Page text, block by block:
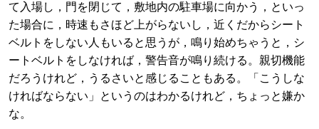
て入場し，門を閉じて，敷地内の駐車場に向かう，といっ
た場合に，時速もさほど上がらないし，近くだからシート
ベルトをしない人もいると思うが，鳴り始めちゃうと，シ
ートベルトをしなければ，警告音が鳴り続ける。親切機能
だろうけれど，うるさいと感じることもある。「こうしな
ければならない」というのはわかるけれど，ちょっと嫌か
な。